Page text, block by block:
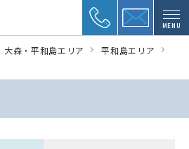
MENU
大森・平和島エリア
平和島エリア